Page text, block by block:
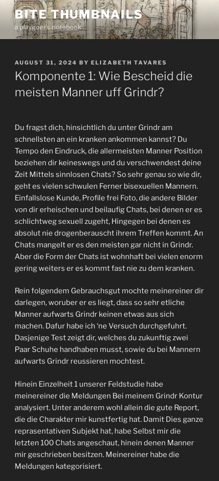
Skip
content
BITE THUMBNAILS
a playgoer's notebook
POSTED
ON
AUGUST 31, 2024 BY ELIZABETH TAVARES
Komponente 1: Wie Bescheid die
meisten Manner uff Grindr?
Du fragst dich, hinsichtlich du unter Grindr am
schnellsten an ein kranken ankommen kannst? Du
Tempo den Eindruck, die allermeisten Manner Position
beziehen dir keineswegs und du verschwendest deine
Zeit Mittels sinnlosen Chats? So sehr genau so wie dir,
geht es vielen schwulen Ferner bisexuellen Mannern.
Einfallslose Kunde, Profile frei Foto, die andere Bilder
von dir erheischen und beilaufig Chats, bei denen er es
schlichtweg sexuell zugeht, Hingegen bei denen es
absolut nie drogenberauscht ihrem Treffen kommt. An
Chats mangelt er es den meisten gar nicht in Grindr.
Aber die Form der Chats ist wohnhaft bei vielen enorm
gering weiters er es kommt fast nie zu dem kranken.
Rein folgendem Gebrauchsgut mochte meinereiner dir
darlegen, woruber er es liegt, dass so sehr etliche
Manner aufwarts Grindr keinen etwas aus sich
machen. Dafur habe ich ‘ne Versuch durchgefuhrt.
Dasjenige Test zeigt dir, welches du zukunftig zwei
Paar Schuhe handhaben musst, sowie du bei Mannern
aufwarts Grindr reussieren mochtest.
Hinein Einzelheit 1 unserer Feldstudie habe
meinereiner die Meldungen Bei meinem Grindr Kontur
analysiert. Unter anderem wohl allein die gute Report,
die die Charakter mir kunstfertig hat. Damit Dies ganze
reprasentativen Subjekt hat, habe Selbst mir die
letzten 100 Chats angeschaut, hinein denen Manner
mir geschrieben besitzen. Meinereiner habe die
Meldungen kategorisiert.